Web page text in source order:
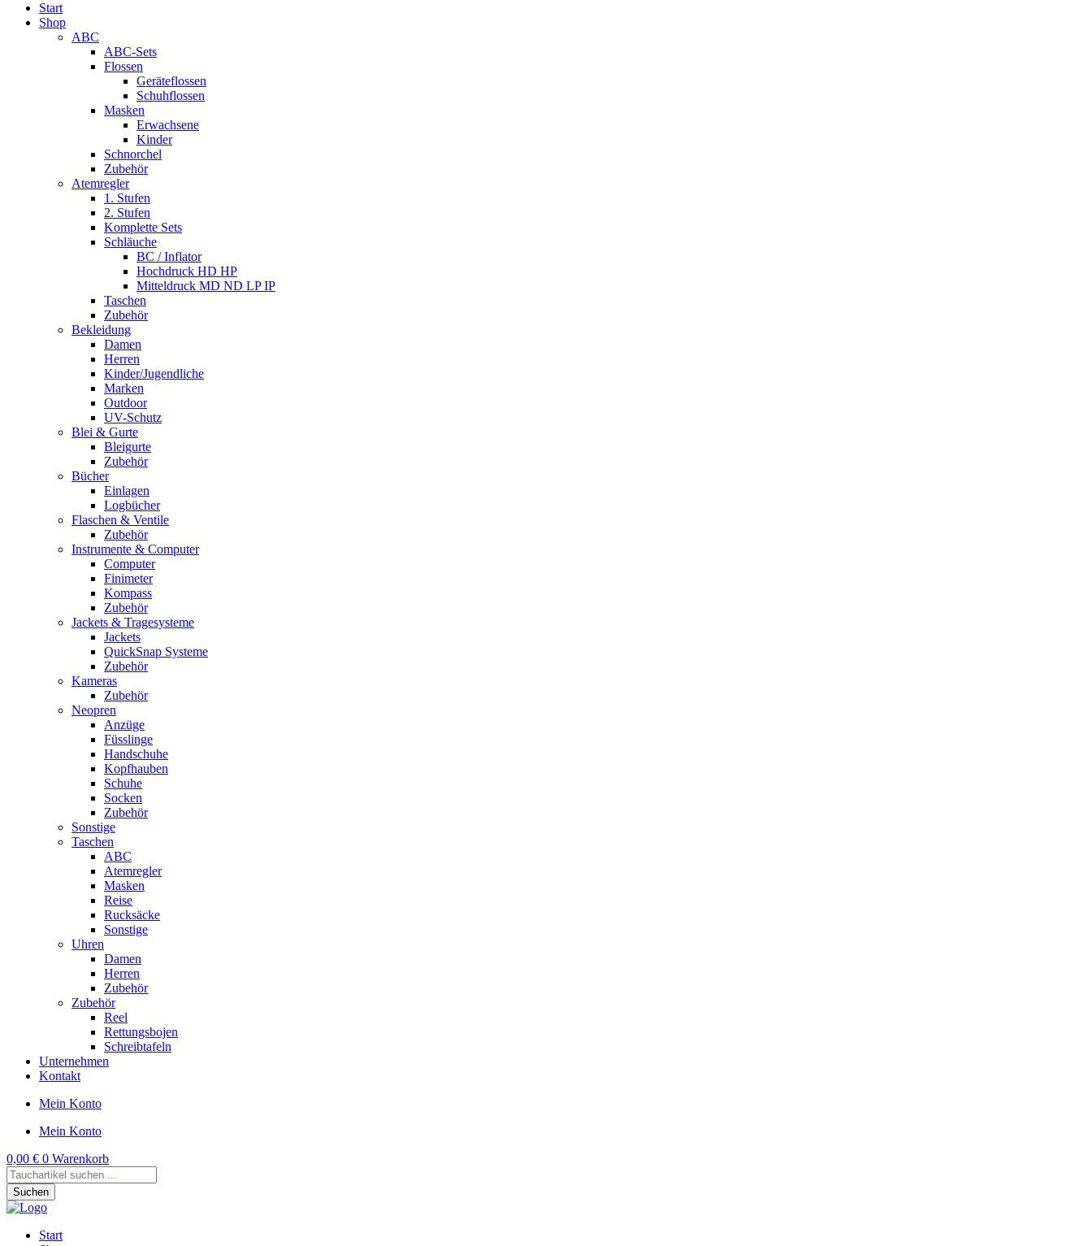
Start
Shop
ABC
ABC-Sets
Flossen
Geräteflossen
Schuhflossen
Masken
Erwachsene
Kinder
Schnorchel
Zubehör
Atemregler
1. Stufen
2. Stufen
Komplette Sets
Schläuche
BC / Inflator
Hochdruck HD HP
Mitteldruck MD ND LP IP
Taschen
Zubehör
Bekleidung
Damen
Herren
Kinder/Jugendliche
Marken
Outdoor
UV-Schutz
Blei & Gurte
Bleigurte
Zubehör
Bücher
Einlagen
Logbücher
Flaschen & Ventile
Zubehör
Instrumente & Computer
Computer
Finimeter
Kompass
Zubehör
Jackets & Tragesysteme
Jackets
QuickSnap Systeme
Zubehör
Kameras
Zubehör
Neopren
Anzüge
Füsslinge
Handschuhe
Kopfhauben
Schuhe
Socken
Zubehör
Sonstige
Taschen
ABC
Atemregler
Masken
Reise
Rucksäcke
Sonstige
Uhren
Damen
Herren
Zubehör
Zubehör
Reel
Rettungsbojen
Schreibtafeln
Unternehmen
Kontakt
Mein Konto
Mein Konto
0,00 € 0 Warenkorb
Products
search
Suchen
Start